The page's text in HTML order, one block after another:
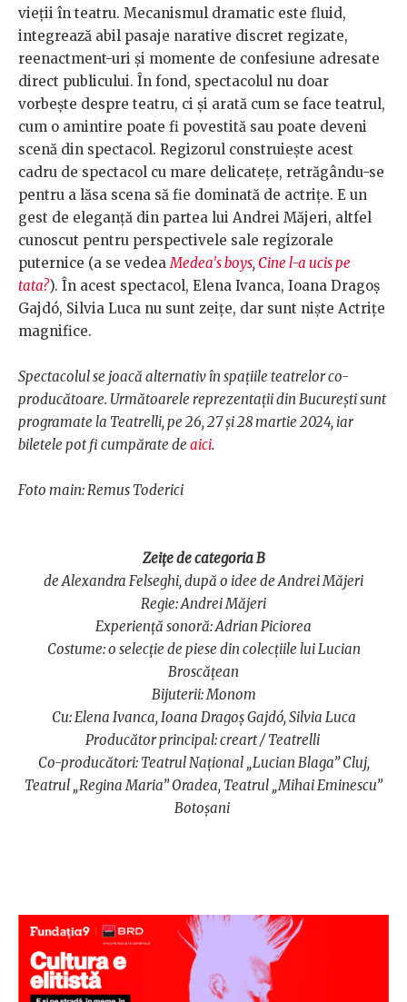
vieții în teatru. Mecanismul dramatic este fluid,
integrează abil pasaje narative discret regizate,
reenactment-uri și momente de confesiune adresate
direct publicului. În fond, spectacolul nu doar
vorbește despre teatru, ci și arată cum se face teatrul,
cum o amintire poate fi povestită sau poate deveni
scenă din spectacol. Regizorul construiește acest
cadru de spectacol cu mare delicatețe, retrăgându-se
pentru a lăsa scena să fie dominată de actrițe. E un
gest de eleganță din partea lui Andrei Măjeri, altfel
cunoscut pentru perspectivele sale regizorale
puternice (a se vedeaMedea's boys, Cine l-a ucis pe
tata?). În acest spectacol, Elena Ivanca, Ioana Dragoș
Gajdó, Silvia Luca nu sunt zeițe, dar sunt niște Actrițe
magnifice.
Spectacolul se joacă alternativ în spațiile teatrelor co-
producătoare. Următoarele reprezentații din București sunt
programate la Teatrelli, pe 26, 27 și 28 martie 2024, iar
biletele pot fi cumpărate de aici.
Foto main: Remus Toderici
Zeițe de categoria B
de Alexandra Felseghi, după o idee de Andrei Măjeri
Regie: Andrei Măjeri
Experiență sonoră: Adrian Piciorea
Costume: o selecție de piese din colecțiile lui Lucian
Broscățean
Bijuterii: Monom
Cu: Elena Ivanca, Ioana Dragoș Gajdó, Silvia Luca
Producător principal: creart / Teatrelli
Co-producători: Teatrul Național „Lucian Blaga” Cluj,
Teatrul „Regina Maria” Oradea, Teatrul „Mihai Eminescu”
Botoșani